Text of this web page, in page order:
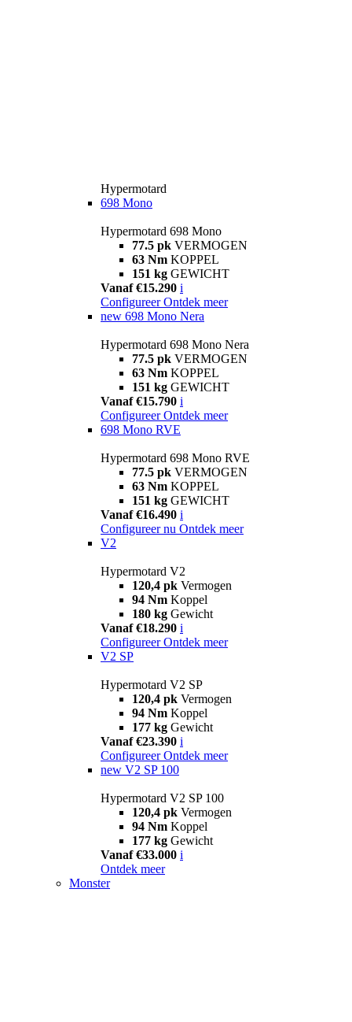
Hypermotard
698 Mono
Hypermotard 698 Mono
77.5 pk VERMOGEN
63 Nm KOPPEL
151 kg GEWICHT
Vanaf €15.290 i
Configureer Ontdek meer
new 698 Mono Nera
Hypermotard 698 Mono Nera
77.5 pk VERMOGEN
63 Nm KOPPEL
151 kg GEWICHT
Vanaf €15.790 i
Configureer Ontdek meer
698 Mono RVE
Hypermotard 698 Mono RVE
77.5 pk VERMOGEN
63 Nm KOPPEL
151 kg GEWICHT
Vanaf €16.490 i
Configureer nu Ontdek meer
V2
Hypermotard V2
120,4 pk Vermogen
94 Nm Koppel
180 kg Gewicht
Vanaf €18.290 i
Configureer Ontdek meer
V2 SP
Hypermotard V2 SP
120,4 pk Vermogen
94 Nm Koppel
177 kg Gewicht
Vanaf €23.390 i
Configureer Ontdek meer
new V2 SP 100
Hypermotard V2 SP 100
120,4 pk Vermogen
94 Nm Koppel
177 kg Gewicht
Vanaf €33.000 i
Ontdek meer
Monster